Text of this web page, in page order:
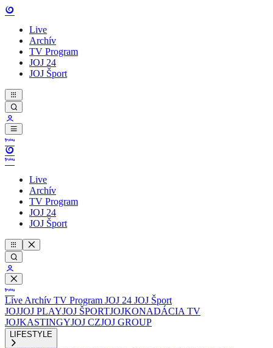
Live
Archív
TV Program
JOJ 24
JOJ Šport
Live
Archív
TV Program
JOJ 24
JOJ Šport
Live Archív TV Program JOJ 24 JOJ Šport
JOJJOJ PLAYJOJ ŠPORTJOJKONADÁCIA TV
JOJKASTINGYJOJ CZJOJ GROUP
LIFESTYLE